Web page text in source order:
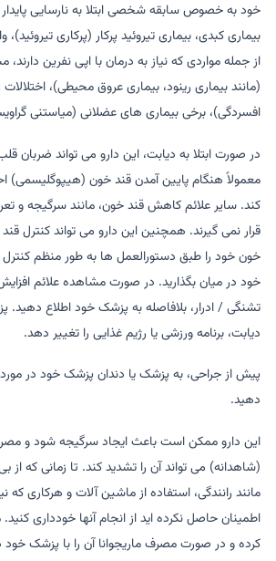
خود به خصوص سابقه شخصی ابتلا به نارسایی پایدار
بیماری کبدی، بیماری تیروئید پرکار (پرکاری
از جمله مواردی که نیاز به درمان با اپی نفرین
(مانند بیماری رینود، بیماری عروق محیطی)،
افسردگی)، برخی بیماری های عضلانی (میاستنی
در صورت ابتلا به دیابت، این دارو می تواند ضربان
معمولاً هنگام پایین آمدن قند خون
کند. سایر علائم کاهش قند خون، مانند سرگیجه و
قرار نمی گیرند. همچنین این دارو می تواند کنترل
خون خود را طبق دستورالعمل ها به طور منظم کنترل
خود در میان بگذارید. در صورت مشاهده علائم
تشنگی / ادرار، بلافاصله به پزشک خود اطلاع
دیابت، برنامه ورزشی یا رژیم غذایی را تغییر دهد.
پیش از جراحی، به پزشک یا دندان پزشک خود در
دهید.
این دارو ممکن است باعث ایجاد سرگیجه شود و
(شاهدانه) می تواند آن را تشدید کند. تا زمانی که از
مانند رانندگی، استفاده از ماشین آلات و هرکاری که
اطمینان حاصل نکرده اید از انجام آنها خودداری
کرده و در صورت مصرف ماریجوانا آن را با پزشک خود